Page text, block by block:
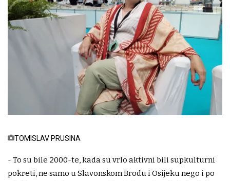
TOMISLAV PRUSINA
- To su bile 2000-te, kada su vrlo aktivni bili supkulturni
pokreti, ne samo u Slavonskom Brodu i Osijeku nego i po